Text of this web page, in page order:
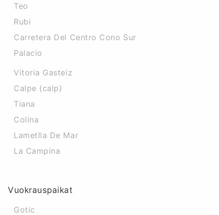
Teo
Rubi
Carretera Del Centro Cono Sur
Palacio
Vitoria Gasteiz
Calpe (calp)
Tiana
Colina
Lametlla De Mar
La Campina
Vuokrauspaikat
Gotic